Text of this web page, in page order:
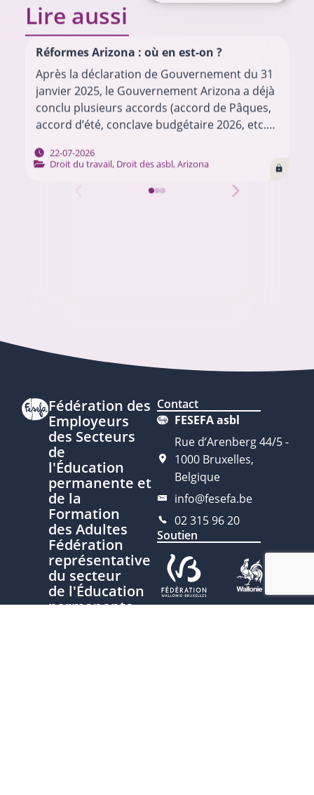
Lire aussi
Réformes Arizona : où en est-on ?
Après la déclaration de Gouvernement du 31
janvier 2025, le Gouvernement Arizona a déjà
conclu plusieurs accords (accord de Pâques,
accord d’été, conclave budgétaire 2026, etc.)
Chacun de ces…
22-07-2026
Droit du travail, Droit des asbl, Arizona
Fédération des
Employeurs
des Secteurs
de
l'Éducation
permanente et
de la
Formation
des Adultes
Fédération
représentative
du secteur
de l'Éducation
permanente
Contact
FESEFA asbl
Rue d’Arenberg 44/5 -
1000 Bruxelles,
Belgique
info@fesefa.be
02 315 96 20
Soutien